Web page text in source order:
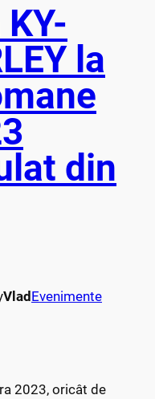
la
din
Vlad Evenimente
2023, oricât de